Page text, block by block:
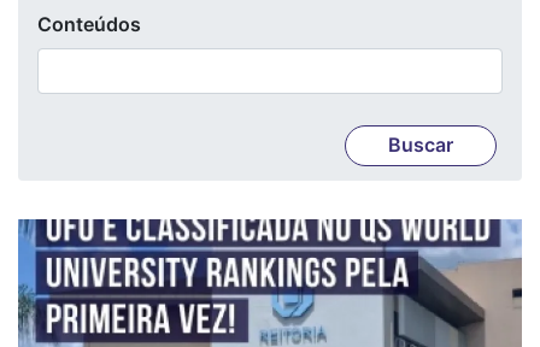
Conteúdos